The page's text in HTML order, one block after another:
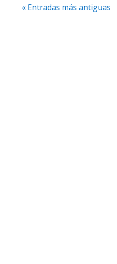
« Entradas más antiguas